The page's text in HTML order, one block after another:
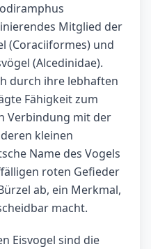
Mitglied der
(Coraciiformes) und
(Alcedinidae).
durch ihre lebhaften
Fähigkeit zum
Verbindung mit der
kleinen
Name des Vogels
roten Gefieder
ab, ein Merkmal,
macht.
Eisvogel sind die